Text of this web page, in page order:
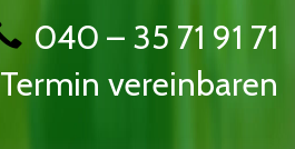
040 – 35 71 91 71
Termin vereinbaren